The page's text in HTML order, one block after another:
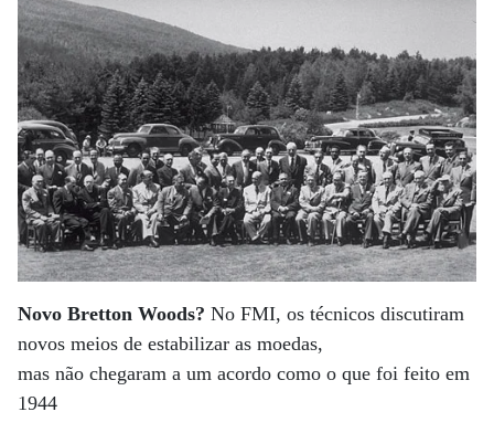
Novo Bretton Woods? No FMI, os técnicos discutiram
novos meios de estabilizar as moedas,
mas não chegaram a um acordo como o que foi feito em
1944